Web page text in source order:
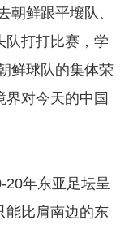
朝鲜跟平壤队、
队打打比赛，学
鲜球队的集体荣
界对今天的中国
年东亚足坛呈
能比肩南边的东